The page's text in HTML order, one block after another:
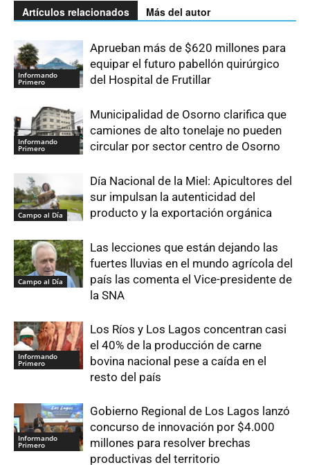
Artículos relacionados Más del autor
Informando
Primero
Aprueban más de $620 millones para
equipar el futuro pabellón quirúrgico
del Hospital de Frutillar
Informando
Primero
Municipalidad de Osorno clarifica que
camiones de alto tonelaje no pueden
circular por sector centro de Osorno
Campo al Día
Día Nacional de la Miel: Apicultores del
sur impulsan la autenticidad del
producto y la exportación orgánica
Campo al Día
Las lecciones que están dejando las
fuertes lluvias en el mundo agrícola del
país las comenta el Vice-presidente de
la SNA
Informando
Primero
Los Ríos y Los Lagos concentran casi
el 40% de la producción de carne
bovina nacional pese a caída en el
resto del país
Informando
Primero
Gobierno Regional de Los Lagos lanzó
concurso de innovación por $4.000
millones para resolver brechas
productivas del territorio